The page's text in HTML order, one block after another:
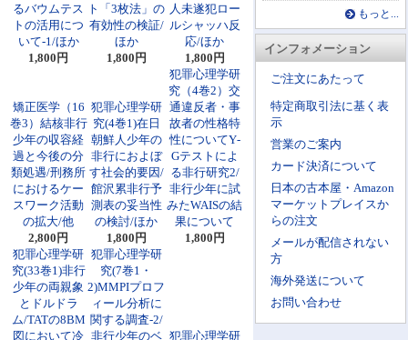
もっと...
インフォメーション
ご注文にあたって
特定商取引法に基く表
示
営業のご案内
カード決済について
日本の古本屋・Amazon
マーケットプレイスか
らの注文
メールが配信されない
方
海外発送について
お問い合わせ
るバウムテス
トの活用につ
いて-1/ほか
1,800円
ト「3枚法」の
有効性の検証/
ほか
1,800円
人未遂犯ロー
ルシャッハ反
応/ほか
1,800円
矯正医学（16
巻3）結核非行
少年の収容経
過と今後の分
類処遇/刑務所
におけるケー
スワーク活動
の拡大/他
2,800円
犯罪心理学研
究(4巻1)在日
朝鮮人少年の
非行におよぼ
す社会的要因/
館沢累非行予
測表の妥当性
の検討/ほか
1,800円
犯罪心理学研
究（4巻2）交
通違反者・事
故者の性格特
性についてY‐
Gテストによ
る非行研究2/
非行少年に試
みたWAISの結
果について
1,800円
犯罪心理学研
究(33巻1)非行
少年の両親象
とドルドラ
ム/TATの8BM
図において冷
犯罪心理学研
究(7巻1・
2)MMPIプロフ
ィール分析に
関する調査-2/
非行少年のベ 犯罪心理学研